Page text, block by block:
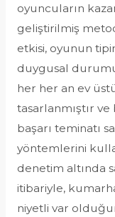
oyuncuların
geliştirilmiş
etkisi, oyunun
duygusal
her her an ev
tasarlanmıştır
başarı teminatı
yöntemlerini
denetim altında
itibariyle,
niyetli var